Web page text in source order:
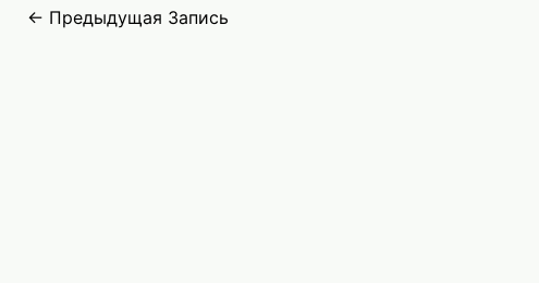
Навигация
← Предыдущая Запись